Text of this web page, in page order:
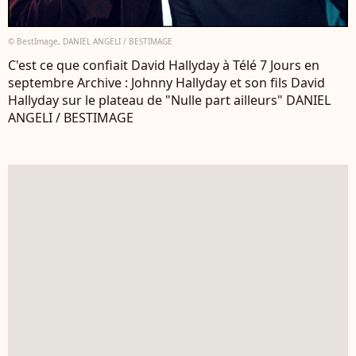
© BestImage, DANIEL ANGELI / BESTIMAGE
C'est ce que confiait David Hallyday à Télé 7 Jours en
septembre Archive : Johnny Hallyday et son fils David
Hallyday sur le plateau de "Nulle part ailleurs" DANIEL
ANGELI / BESTIMAGE